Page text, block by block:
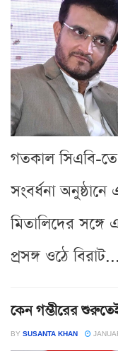
গতকাল সিএবি-
সংবর্ধনা
মিতালিদের
প্রসঙ্গ ওঠে বিরাট...
কেন গম্ভীরের
BY SUSANTA KHAN